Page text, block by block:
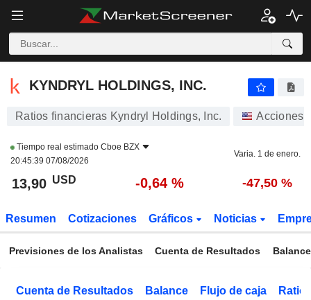
KYNDRYL HOLDINGS, INC.
KYNDRYL HOLDINGS, INC.
Ratios financieras Kyndryl Holdings, Inc. Acciones
Tiempo real estimado Cboe BZX
20:45:39 07/08/2026
Varia. 1 de enero.
13,90 USD -0,64 % -47,50 %
Resumen Cotizaciones Gráficos Noticias
Previsiones de los Analistas Cuenta de Resultados Balance
Cuenta de Resultados Balance Flujo de caja